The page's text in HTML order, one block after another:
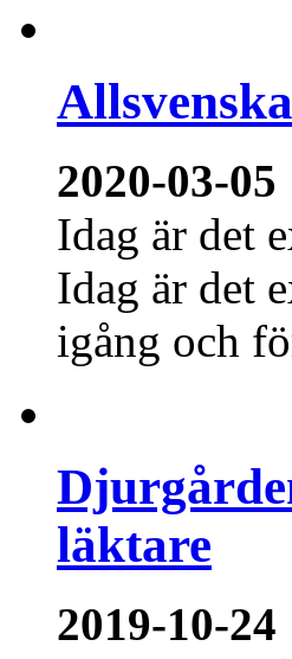
2020-03-05
Idag är det
Idag är det
igång och
läktare
2019-10-24